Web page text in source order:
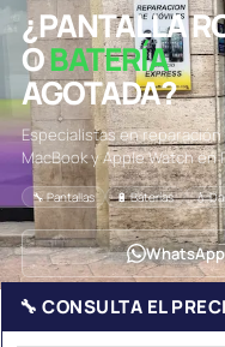
¿PANTALLA
OBATERÍA
AGOTADA?
Especialistas en
MacBook y Apple Watch en
🔧 Pantallas 🔋 Baterías 💧
WhatsApp
🔧 CONSULTA EL